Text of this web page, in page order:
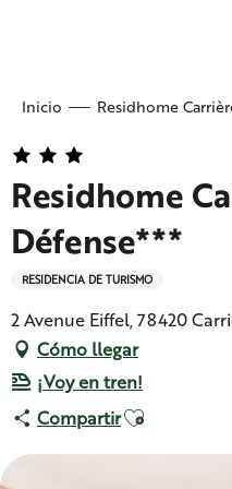
Inicio Residhome
Residhome
Défense***
RESIDENCIA DE TURISMO
2 Avenue Eiffel, 78420
Cómo llegar
¡Voy en tren!
CompartirAjouter aux